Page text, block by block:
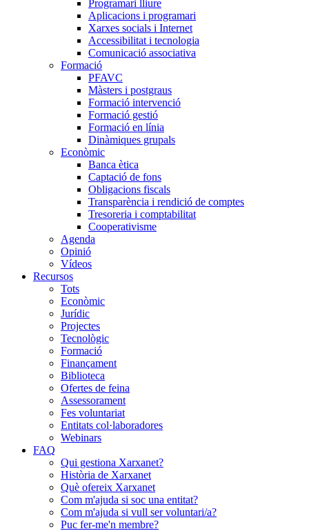
Programari lliure
Aplicacions i programari
Xarxes socials i Internet
Accessibilitat i tecnologia
Comunicació associativa
Formació
PFAVC
Màsters i postgraus
Formació intervenció
Formació gestió
Formació en línia
Dinàmiques grupals
Econòmic
Banca ètica
Captació de fons
Obligacions fiscals
Transparència i rendició de comptes
Tresoreria i comptabilitat
Cooperativisme
Agenda
Opinió
Vídeos
Recursos
Tots
Econòmic
Jurídic
Projectes
Tecnològic
Formació
Finançament
Biblioteca
Ofertes de feina
Assessorament
Fes voluntariat
Entitats col·laboradores
Webinars
FAQ
Qui gestiona Xarxanet?
Història de Xarxanet
Què ofereix Xarxanet
Com m'ajuda si soc una entitat?
Com m'ajuda si vull ser voluntari/a?
Puc fer-me'n membre?